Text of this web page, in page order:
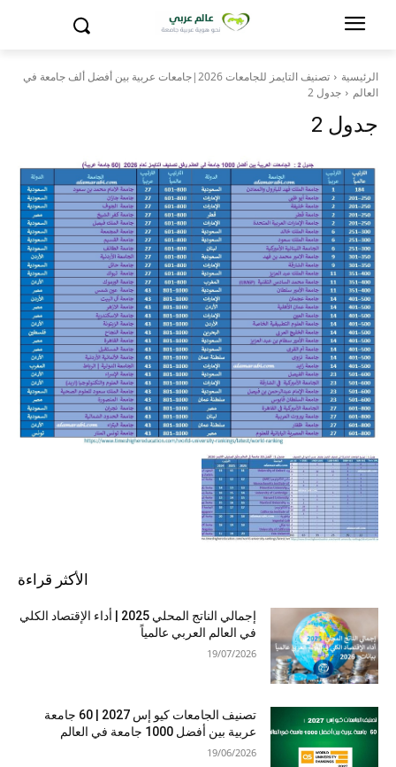
الرئيسية
تصنيف التايمز للجامعات 2026|جامعات عربية بين أفضل ألف جامعة في
العالم
جدول 2
جدول 2
الأكثر قراءة
إجمالي الناتج المحلي 2025 | أداء الإقتصاد الكلي
في العالم العربي عالمياً
19/07/2026
تصنيف الجامعات كيو إس 2027 | 60 جامعة
عربية بين أفضل 1000 جامعة في العالم
19/06/2026